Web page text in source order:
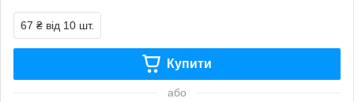
67 ₴ від 10 шт.
Купити
або